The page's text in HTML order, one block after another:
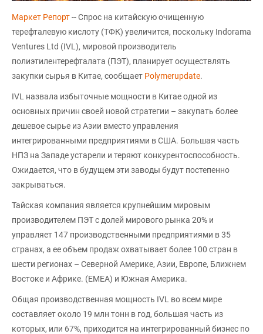
Маркет Репорт-- Спрос на китайскую очищенную
терефталевую кислоту (ТФК) увеличится, поскольку Indorama
Ventures Ltd (IVL), мировой производитель
полиэтилентерефталата (ПЭТ), планирует осуществлять
закупки сырья в Китае, сообщает Polymerupdate.
IVL назвала избыточные мощности в Китае одной из
основных причин своей новой стратегии – закупать более
дешевое сырье из Азии вместо управления
интегрированными предприятиями в США. Большая часть
НПЗ на Западе устарели и теряют конкурентоспособность.
Ожидается, что в будущем эти заводы будут постепенно
закрываться.
Тайская компания является крупнейшим мировым
производителем ПЭТ с долей мирового рынка 20% и
управляет 147 производственными предприятиями в 35
странах, а ее объем продаж охватывает более 100 стран в
шести регионах – Северной Америке, Азии, Европе, Ближнем
Востоке и Африке. (EMEA) и Южная Америка.
Общая производственная мощность IVL во всем мире
составляет около 19 млн тонн в год, большая часть из
которых, или 67%, приходится на интегрированный бизнес по